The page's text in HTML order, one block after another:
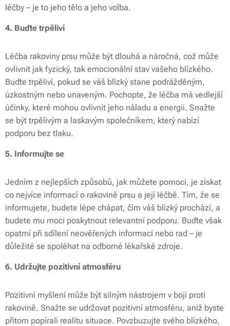
léčby – je to jeho tělo a jeho volba.
4. Buďte trpěliví
Léčba rakoviny prsu může být dlouhá a náročná, což může
ovlivnit jak fyzický, tak emocionální stav vašeho blízkého.
Buďte trpěliví, pokud se váš blízký stane podrážděným,
úzkostným nebo unaveným. Pochopte, že léčba má vedlejší
účinky, které mohou ovlivnit jeho náladu a energii. Snažte
se být trpělivým a laskavým společníkem, který nabízí
podporu bez tlaku.
5. Informujte se
Jedním z nejlepších způsobů, jak můžete pomoci, je získat
co nejvíce informací o rakovině prsu a její léčbě. Tím, že se
informujete, budete lépe chápat, čím váš blízký prochází, a
budete mu moci poskytnout relevantní podporu. Buďte však
opatrní při sdílení neověřených informací nebo rad – je
důležité se spoléhat na odborné lékařské zdroje.
6. Udržujte pozitivní atmosféru
Pozitivní myšlení může být silným nástrojem v boji proti
rakovině. Snažte se udržovat pozitivní atmosféru, aniž byste
přitom popírali realitu situace. Povzbuzujte svého blízkého,